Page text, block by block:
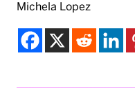
Michela Lopez